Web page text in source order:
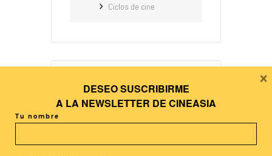
Ciclos de cine
+ Añadir Google Calendar
DESEO SUSCRIBIRME
A LA NEWSLETTER DE CINEASIA
Tu nombre
×